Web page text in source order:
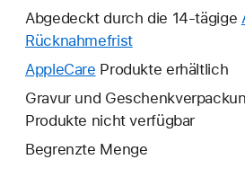
neues
geöffnet.
Abgedeckt durch die 14-tägige
RücknahmefristEin
neues
wird
geöffnet.
AppleCare Ein
neues
Fenster
geöffnet.
Produkte erhältlich
Gravur und
Produkte nicht verfügbar
Begrenzte Menge